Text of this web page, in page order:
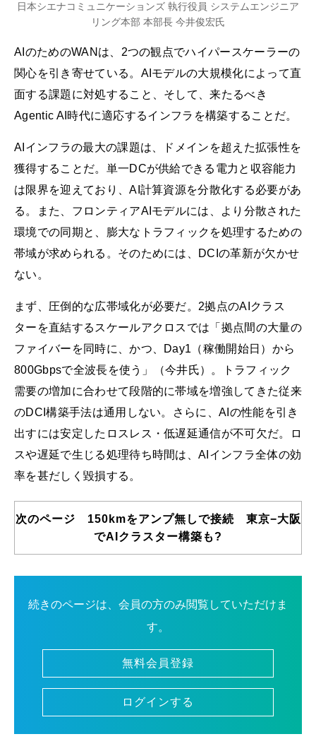
日本シエナコミュニケーションズ 執行役員 システムエンジニア
リング本部 本部長 今井俊宏氏
AIのためのWANは、2つの観点でハイパースケーラーの
関心を引き寄せている。AIモデルの大規模化によって直
面する課題に対処すること、そして、来たるべき
Agentic AI時代に適応するインフラを構築することだ。
AIインフラの最大の課題は、ドメインを超えた拡張性を
獲得することだ。単一DCが供給できる電力と収容能力
は限界を迎えており、AI計算資源を分散化する必要があ
る。また、フロンティアAIモデルには、より分散された
環境での同期と、膨大なトラフィックを処理するための
帯域が求められる。そのためには、DCIの革新が欠かせ
ない。
まず、圧倒的な広帯域化が必要だ。2拠点のAIクラス
ターを直結するスケールアクロスでは「拠点間の大量の
ファイバーを同時に、かつ、Day1（稼働開始日）から
800Gbpsで全波長を使う」（今井氏）。トラフィック
需要の増加に合わせて段階的に帯域を増強してきた従来
のDCI構築手法は通用しない。さらに、AIの性能を引き
出すには安定したロスレス・低遅延通信が不可欠だ。ロ
スや遅延で生じる処理待ち時間は、AIインフラ全体の効
率を甚だしく毀損する。
次のページ 150kmをアンプ無しで接続 東京−大阪
でAIクラスター構築も?
続きのページは、会員の方のみ閲覧していただけま
す。
無料会員登録
ログインする